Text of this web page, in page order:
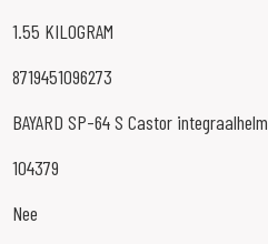
1.55 KILOGRAM
8719451096273
BAYARD SP-64 S Castor integraalhelm
104379
Nee